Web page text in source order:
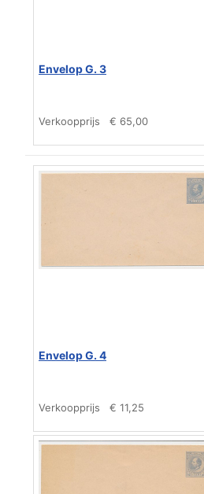
Envelop G. 3
Verkoopprijs € 65,00
Envelop G. 4
Verkoopprijs € 11,25